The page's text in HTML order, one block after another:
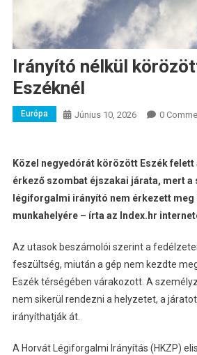
Irányító nélkül
Eszéknél
Európa Június 10, 2026 0
Közel negyedórát körözött Eszék felett
érkező szombat éjszakai járata, mert
légiforgalmi irányító nem érkezett meg
munkahelyére – írta az Index.hr
Az utasok beszámolói szerint a
feszültség, miután a gép nem kezdte
Eszék térségében várakozott. A
nem sikerül rendezni a helyzetet, a
irányíthatják át.
A Horvát Légiforgalmi Irányítás (HKZP)